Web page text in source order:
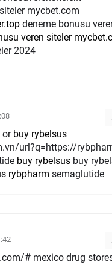
mycbet.com
deneme bonusu
veren siteler
2024
or buy rybelsus
url?q=https://
buy rybelsus buy
rybpharm semaglutide
# mexico drug